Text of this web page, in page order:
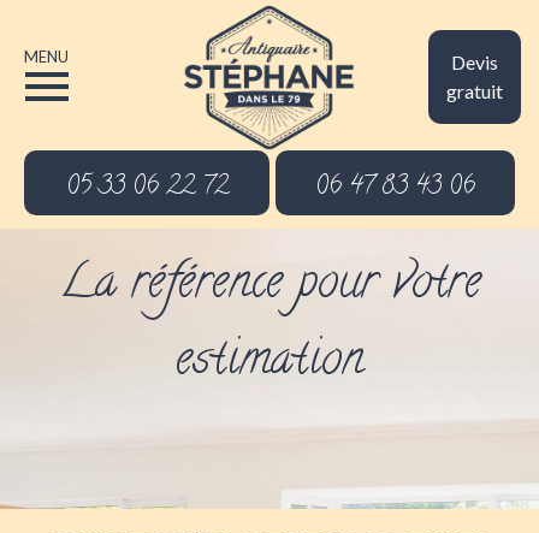
Devis
gratuit
MENU
05 33 06 22 72 06 47 83 43 06
La référence pour votre
estimation